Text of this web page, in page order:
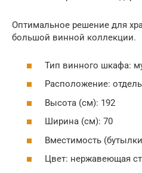
Оптимальное решение для
большой винной коллекции.
Тип винного шкафа:
Расположение:
Высота (см): 192
Ширина (см): 70
Вместимость
Цвет: нержавеющая